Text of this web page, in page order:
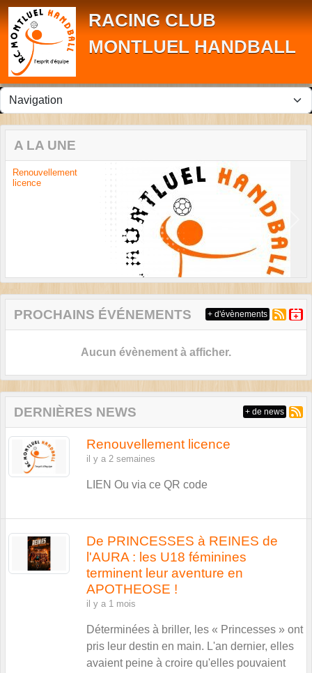
RACING CLUB
MONTLUEL HANDBALL
A LA UNE
Renouvellement
licence
PROCHAINS ÉVÉNEMENTS
Aucun évènement à afficher.
+ d'évènements
DERNIÈRES NEWS
Renouvellement licence
il y a 2 semaines
LIEN Ou via ce QR code
De PRINCESSES à REINES de
l'AURA : les U18 féminines
terminent leur aventure en
APOTHEOSE !
il y a 1 mois
Déterminées à briller, les « Princesses » ont
pris leur destin en main. L'an dernier, elles
avaient peine à croire qu'elles pouvaient
+ de news
Panneau de gestion des cookies